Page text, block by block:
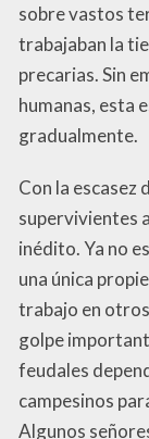
sobre vastos
trabajaban la
precarias. Sin
humanas, esta
gradualmente.
Con la escasez
supervivientes
inédito. Ya no
una única
trabajo en
golpe
feudales
campesinos
Algunos